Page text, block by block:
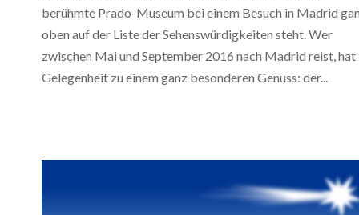
berühmte Prado-Museum bei einem Besuch in Madrid
oben auf der Liste der Sehenswürdigkeiten steht. Wer
zwischen Mai und September 2016 nach Madrid reist, hat
Gelegenheit zu einem ganz besonderen Genuss: der...